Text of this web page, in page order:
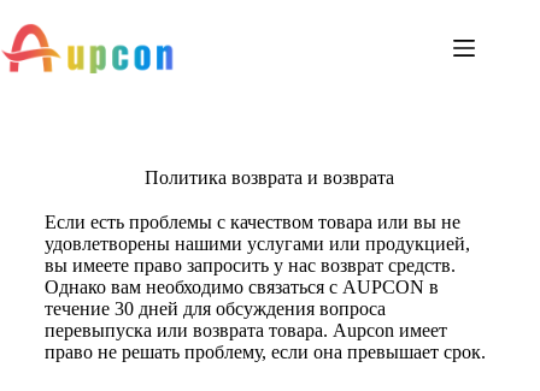
Политика возврата и возврата
Если есть проблемы с качеством товара или вы не
удовлетворены нашими услугами или продукцией,
вы имеете право запросить у нас возврат средств.
Однако вам необходимо связаться с AUPCON в
течение 30 дней для обсуждения вопроса
перевыпуска или возврата товара. Aupcon имеет
право не решать проблему, если она превышает срок.